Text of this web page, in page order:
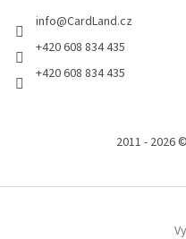
info@CardLand.cz
+420 608 834 435
+420 608 834 435
2011 - 2026